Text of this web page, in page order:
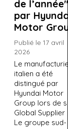
de l’année"
par
Motor
Publié le 17 avril
2026
Le
italien a été
distingué par
Hyundai Motor
Group lors de
Global Supplier
Le groupe sud-